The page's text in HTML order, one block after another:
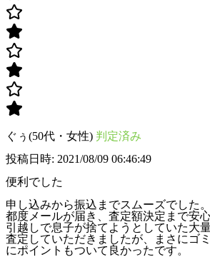
ぐぅ(50代・女性) 判定済み
投稿日時: 2021/08/09 06:46:49
便利でした
申し込みから振込までスムーズでした。
都度メールが届き、査定額決定まで安
引越しで息子が捨てようとしていた大
査定していただきましたが、まさにゴ
にポイントもついて良かったです。